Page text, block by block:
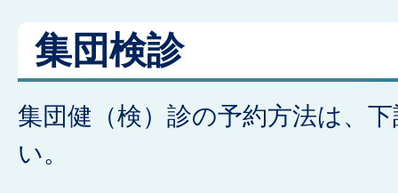
集団検診
集団健（検）診の予約方法は、
い。